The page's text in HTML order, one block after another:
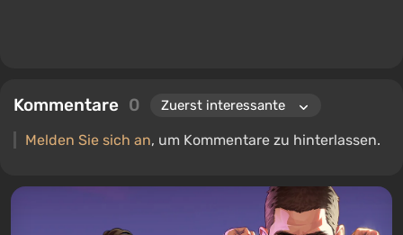
Kommentare 0
Melden Sie sich an, um Kommentare zu hinterlassen.